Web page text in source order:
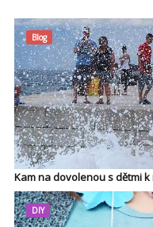
Blog
Kam na dovolenou s dětmi
DIY